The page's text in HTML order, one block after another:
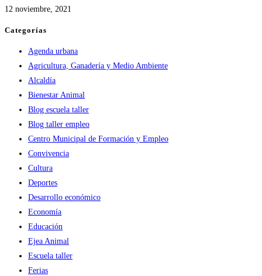
12 noviembre, 2021
Categorías
Agenda urbana
Agricultura, Ganadería y Medio Ambiente
Alcaldía
Bienestar Animal
Blog escuela taller
Blog taller empleo
Centro Municipal de Formación y Empleo
Convivencia
Cultura
Deportes
Desarrollo económico
Economía
Educación
Ejea Animal
Escuela taller
Ferias